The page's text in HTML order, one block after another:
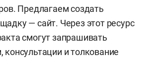
Предлагаем создать
— сайт. Через этот ресурс
смогут запрашивать
консультации и толкование